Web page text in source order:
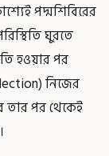
পদ্মশিবিরের
ঘুরতে
হওয়ার পর
নিজের
তার পর থেকেই